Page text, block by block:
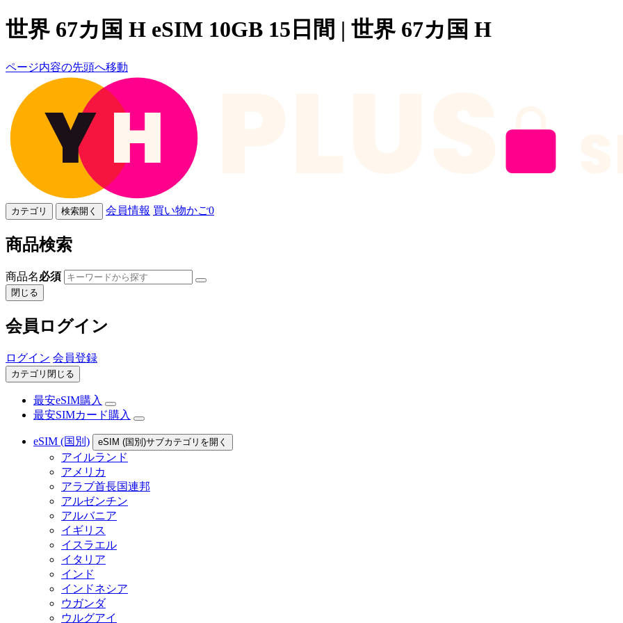
世界 67カ国 H eSIM 10GB 15日間 | 世界 67カ国 H
ページ内容の先頭へ移動
カテゴリ 検索開く 会員情報 買い物かご0
商品検索
商品名必須
閉じる
会員ログイン
ログイン 会員登録
カテゴリ閉じる
最安eSIM購入
最安SIMカード購入
eSIM (国別) eSIM (国別)サブカテゴリを開く
アイルランド
アメリカ
アラブ首長国連邦
アルゼンチン
アルバニア
イギリス
イスラエル
イタリア
インド
インドネシア
ウガンダ
ウルグアイ